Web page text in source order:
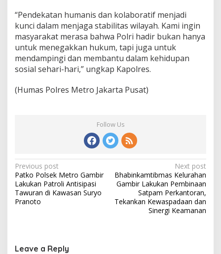
“Pendekatan humanis dan kolaboratif menjadi
kunci dalam menjaga stabilitas wilayah. Kami ingin
masyarakat merasa bahwa Polri hadir bukan hanya
untuk menegakkan hukum, tapi juga untuk
mendampingi dan membantu dalam kehidupan
sosial sehari-hari,” ungkap Kapolres.
(Humas Polres Metro Jakarta Pusat)
Follow Us
Post
navigation
Previous post
Patko Polsek Metro Gambir
Lakukan Patroli Antisipasi
Tawuran di Kawasan Suryo
Pranoto
Next post
Bhabinkamtibmas Kelurahan
Gambir Lakukan Pembinaan
Satpam Perkantoran,
Tekankan Kewaspadaan dan
Sinergi Keamanan
Leave a Reply